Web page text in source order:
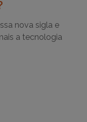
nova sigla e
a tecnologia